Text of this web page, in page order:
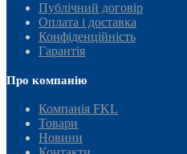
Публічний договір
Оплата і доставка
Конфіденційність
Гарантія
Про компанію
Компанія FKL
Товари
Новини